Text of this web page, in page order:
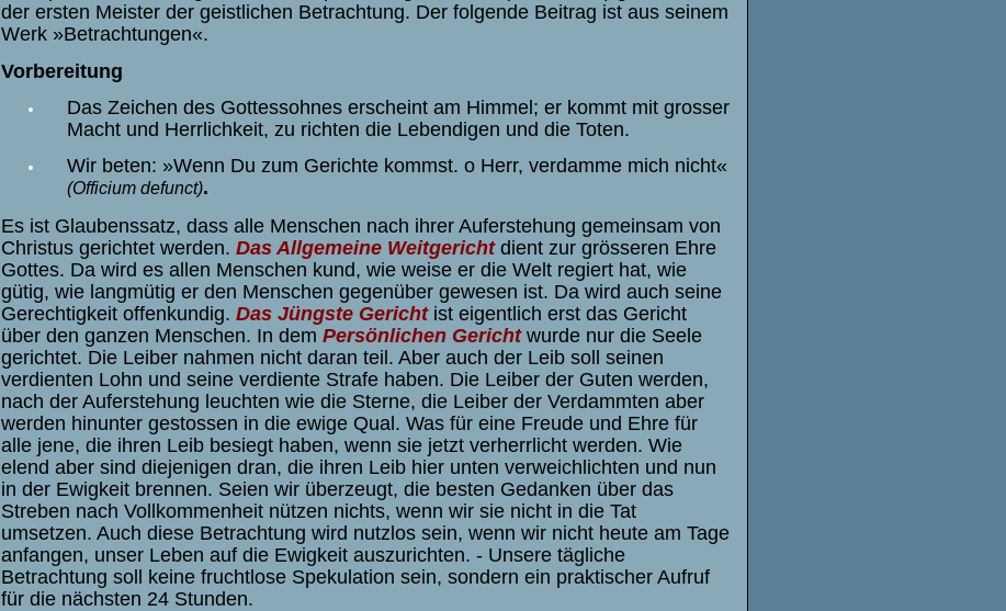
der ersten Meister der geistlichen Betrachtung. Der folgende Beitrag ist aus seinem
Werk »Betrachtungen«.
Vorbereitung
Das Zeichen des Gottessohnes erscheint am Himmel; er kommt mit grosser
Macht und Herrlichkeit, zu richten die Lebendigen und die Toten.
Wir beten: »Wenn Du zum Gerichte kommst. o Herr, verdamme mich nicht«
(Officium defunct).
Es ist Glaubenssatz, dass alle Menschen nach ihrer Auferstehung gemeinsam von
Christus gerichtet werden. Das Allgemeine Weitgericht dient zur grösseren Ehre
Gottes. Da wird es allen Menschen kund, wie weise er die Welt regiert hat, wie
gütig, wie langmütig er den Menschen gegenüber gewesen ist. Da wird auch seine
Gerechtigkeit offenkundig. Das Jüngste Gericht ist eigentlich erst das Gericht
über den ganzen Menschen. In dem Persönlichen Gericht wurde nur die Seele
gerichtet. Die Leiber nahmen nicht daran teil. Aber auch der Leib soll seinen
verdienten Lohn und seine verdiente Strafe haben. Die Leiber der Guten werden,
nach der Auferstehung leuchten wie die Sterne, die Leiber der Verdammten aber
werden hinunter gestossen in die ewige Qual. Was für eine Freude und Ehre für
alle jene, die ihren Leib besiegt haben, wenn sie jetzt verherrlicht werden. Wie
elend aber sind diejenigen dran, die ihren Leib hier unten verweichlichten und nun
in der Ewigkeit brennen. Seien wir überzeugt, die besten Gedanken über das
Streben nach Vollkommenheit nützen nichts, wenn wir sie nicht in die Tat
umsetzen. Auch diese Betrachtung wird nutzlos sein, wenn wir nicht heute am Tage
anfangen, unser Leben auf die Ewigkeit auszurichten. - Unsere tägliche
Betrachtung soll keine fruchtlose Spekulation sein, sondern ein praktischer Aufruf
für die nächsten 24 Stunden.